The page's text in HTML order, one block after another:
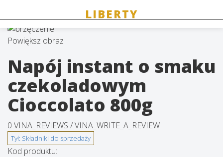
Powiększ obraz
Napój instant o smaku
czekoladowym
Cioccolato 800g
0 VINA_REVIEWS /VINA_WRITE_A_REVIEW
Kod produktu: